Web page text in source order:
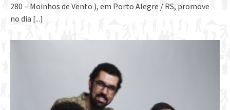
280 – Moinhos de Vento ), em Porto Alegre / RS, promove
no dia [...]